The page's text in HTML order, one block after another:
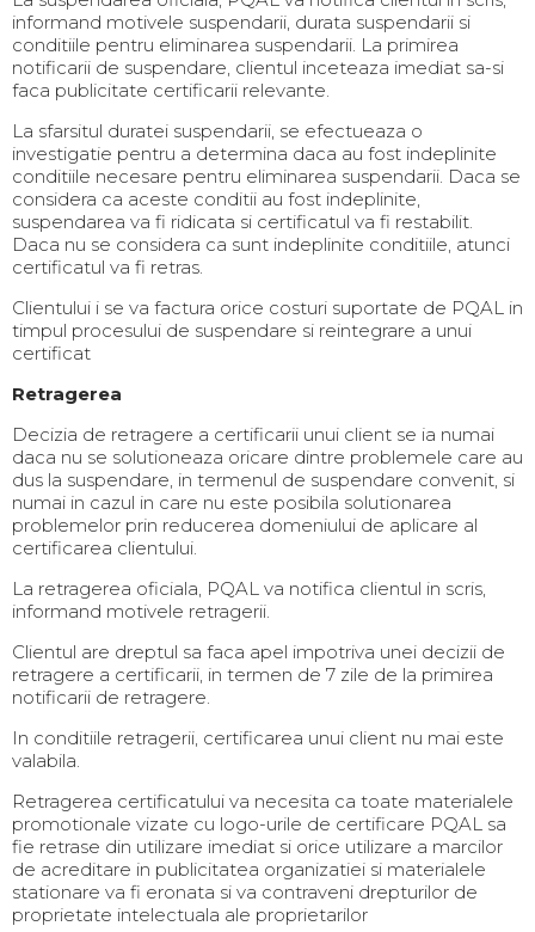
informand motivele suspendarii, durata suspendarii si
conditiile pentru eliminarea suspendarii. La primirea
notificarii de suspendare, clientul inceteaza imediat sa-si
faca publicitate certificarii relevante.
La sfarsitul duratei suspendarii, se efectueaza o
investigatie pentru a determina daca au fost indeplinite
conditiile necesare pentru eliminarea suspendarii. Daca se
considera ca aceste conditii au fost indeplinite,
suspendarea va fi ridicata si certificatul va fi restabilit.
Daca nu se considera ca sunt indeplinite conditiile, atunci
certificatul va fi retras.
Clientului i se va factura orice costuri suportate de PQAL in
timpul procesului de suspendare si reintegrare a unui
certificat
Retragerea
Decizia de retragere a certificarii unui client se ia numai
daca nu se solutioneaza oricare dintre problemele care au
dus la suspendare, in termenul de suspendare convenit, si
numai in cazul in care nu este posibila solutionarea
problemelor prin reducerea domeniului de aplicare al
certificarea clientului.
La retragerea oficiala, PQAL va notifica clientul in scris,
informand motivele retragerii.
Clientul are dreptul sa faca apel impotriva unei decizii de
retragere a certificarii, in termen de 7 zile de la primirea
notificarii de retragere.
In conditiile retragerii, certificarea unui client nu mai este
valabila.
Retragerea certificatului va necesita ca toate materialele
promotionale vizate cu logo-urile de certificare PQAL sa
fie retrase din utilizare imediat si orice utilizare a marcilor
de acreditare in publicitatea organizatiei si materialele
stationare va fi eronata si va contraveni drepturilor de
proprietate intelectuala ale proprietarilor